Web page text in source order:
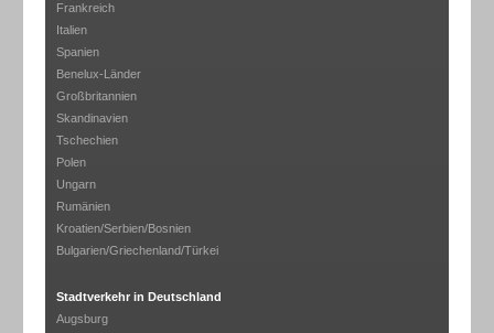
Frankreich
Italien
Spanien
Benelux-Länder
Großbritannien
Skandinavien
Tschechien
Polen
Ungarn
Rumänien
Kroatien/Serbien/Bosnien
Bulgarien/Griechenland/Türkei
Stadtverkehr in Deutschland
Augsburg